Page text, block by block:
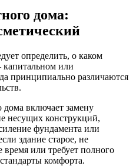
дома:
определить, о каком
капитальном или
принципиально различаются
включает замену
несущих конструкций,
фундамента или
здание старое, не
время или требует полного
комфорта.